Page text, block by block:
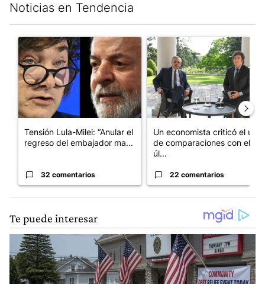
Noticias en Tendencia
Un artículo de tendencia con el título "Tensión Lula-Milei:
Tensión Lula-Milei: “Anular el
regreso del embajador ma...
32 comentarios
Un artículo de tendencia con
Un economista criticó el uso
de comparaciones con el
úl...
22 comentarios